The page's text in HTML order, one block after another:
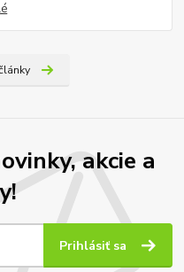
akcie a
Prihlásiť sa